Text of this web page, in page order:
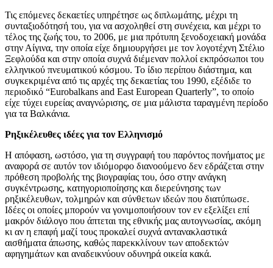
Τις επόμενες δεκαετίες υπηρέτησε ως διπλωμάτης, μέχρι τη
συνταξιοδότησή του, για να ασχοληθεί στη συνέχεια, και μέχρι το
τέλος της ζωής του, το 2006, με μια πρότυπη ξενοδοχειακή μονάδα
στην Αίγινα, την οποία είχε δημιουργήσει με τον λογοτέχνη Στέλιο
Ξεφλούδα και στην οποία συχνά διέμεναν πολλοί εκπρόσωποι του
ελληνικού πνευματικού κόσμου. Το ίδιο περίπου διάστημα, και
συγκεκριμένα από τις αρχές της δεκαετίας του 1990, εξέδιδε το
περιοδικό “Eurobalkans and East European Quarterly”, το οποίο
είχε τύχει ευρείας αναγνώρισης, σε μια μάλιστα ταραγμένη περίοδο
για τα Βαλκάνια.
Ρηξικέλευθες ιδέες για τον Ελληνισμό
Η απόφαση, ωστόσο, για τη συγγραφή του παρόντος πονήματος με
αναφορά σε αυτόν τον ιδιόμορφο διανοούμενο δεν εδράζεται στην
πρόθεση προβολής της βιογραφίας του, όσο στην ανάγκη
συγκέντρωσης, κατηγοριοποίησης και διερεύνησης των
ρηξικέλευθων, τολμηρών και σύνθετων ιδεών που διατύπωσε.
Ιδέες οι οποίες μπορούν να γονιμοποιήσουν τον εν εξελίξει επί
μακρόν διάλογο που άπτεται της εθνικής μας αυτογνωσίας, ακόμη
κι αν η επαφή μαζί τους προκαλεί συχνά αντανακλαστικά
αισθήματα άπωσης, καθώς παρεκκλίνουν των αποδεκτών
αφηγημάτων και αναδεικνύουν οδυνηρά οικεία κακά.